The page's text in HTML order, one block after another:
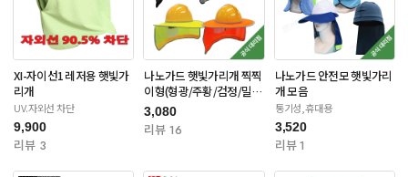
XI-자이선1 레저용 햇빛가
리개
UV.자외선 차단
9,900
리뷰 3
나노가드 햇빛가리개 찍찍
이형(형광/주황/검정/밀리
터리)
3,080
리뷰 16
나노가드 안전모 햇빛가리
개 모음
통기성,휴대용
3,520
리뷰 1